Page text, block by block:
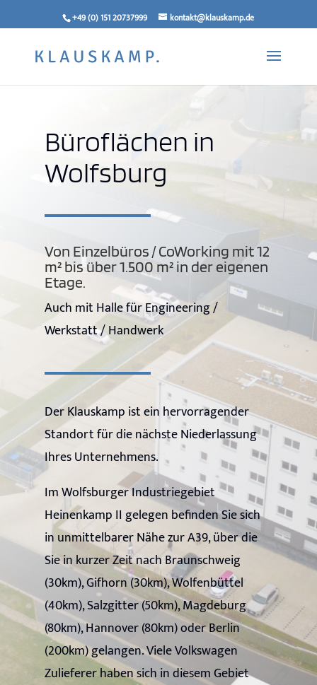
+49 (0) 151 20737999 kontakt@klauskamp.de
Büroflächen in
Wolfsburg
Von Einzelbüros / CoWorking mit 12
m² bis über 1.500 m² in der eigenen
Etage.
Auch mit Halle für Engineering /
Werkstatt / Handwerk
Der Klauskamp ist ein hervorragender
Standort für die nächste Niederlassung
Ihres Unternehmens.
Im Wolfsburger Industriegebiet
Heinenkamp II gelegen befinden Sie sich
in unmittelbarer Nähe zur A39, über die
Sie in kurzer Zeit nach Braunschweig
(30km), Gifhorn (30km), Wolfenbüttel
(40km), Salzgitter (50km), Magdeburg
(80km), Hannover (80km) oder Berlin
(200km) gelangen. Viele Volkswagen
Zulieferer haben sich in diesem Gebiet